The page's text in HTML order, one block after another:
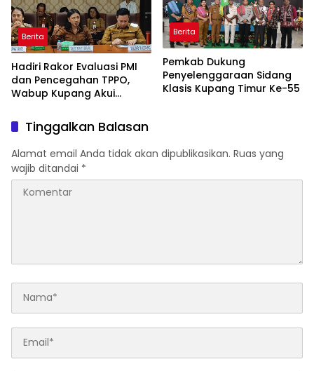
Berita
Hadiri Rakor Evaluasi PMI
dan Pencegahan TPPO,
Wabup Kupang Akui
Bermasalah
Berita
Pemkab Dukung
Penyelenggaraan Sidang
Klasis Kupang Timur Ke-55
Tinggalkan Balasan
Alamat email Anda tidak akan dipublikasikan. Ruas yang
wajib ditandai *